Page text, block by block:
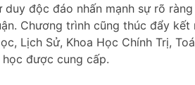
độc đáo nhấn mạnh sự rõ
Chương trình cũng thúc đẩy kết
Lịch Sử, Khoa Học Chính Trị,
được cung cấp.